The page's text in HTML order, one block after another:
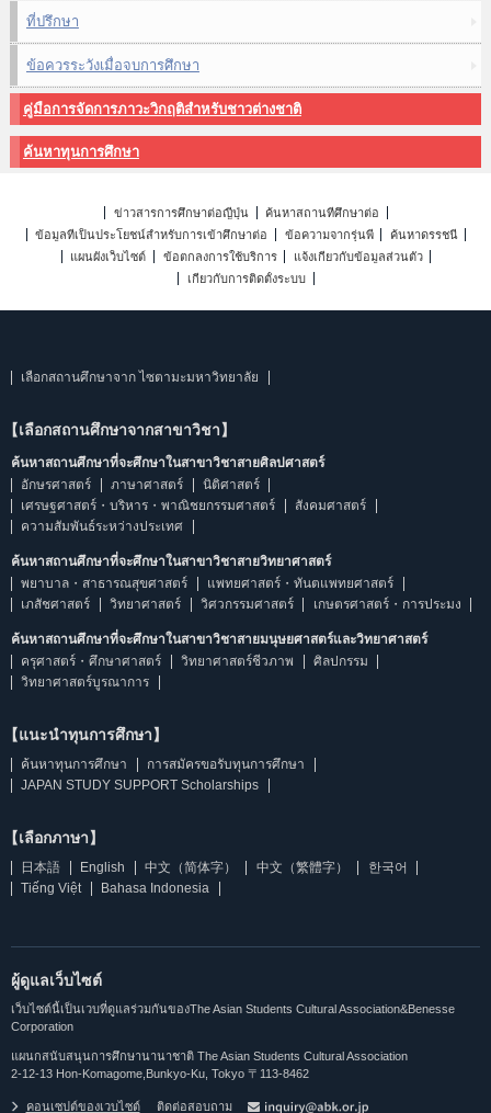
ที่ปรึกษา
ข้อควรระวังเมื่อจบการศึกษา
คู่มือการจัดการภาวะวิกฤติสำหรับชาวต่างชาติ
ค้นหาทุนการศึกษา
ข่าวสารการศึกษาต่อญี่ปุ่น
ค้นหาสถานที่ศึกษาต่อ
ข้อมูลที่เป็นประโยชน์สำหรับการเข้าศึกษาต่อ
ข้อความจากรุ่นพี่
ค้นหาดรรชนี
แผนผังเว็บไซต์
ข้อตกลงการใช้บริการ
แจ้งเกี่ยวกับข้อมูลส่วนตัว
เกี่ยวกับการติดตั้งระบบ
เลือกสถานศึกษาจาก ไซตามะมหาวิทยาลัย
【เลือกสถานศึกษาจากสาขาวิชา】
ค้นหาสถานศึกษาที่จะศึกษาในสาขาวิชาสายศิลปศาสตร์
อักษรศาสตร์
ภาษาศาสตร์
นิติศาสตร์
เศรษฐศาสตร์・บริหาร・พาณิชยกรรมศาสตร์
สังคมศาสตร์
ความสัมพันธ์ระหว่างประเทศ
ค้นหาสถานศึกษาที่จะศึกษาในสาขาวิชาสายวิทยาศาสตร์
พยาบาล・สาธารณสุขศาสตร์
แพทยศาสตร์・ทันตแพทยศาสตร์
เภสัชศาสตร์
วิทยาศาสตร์ วิศวกรรมศาสตร์ เกษตรศาสตร์・การประมง
ค้นหาสถานศึกษาที่จะศึกษาในสาขาวิชาสายมนุษยศาสตร์และวิทยาศาสตร์
ครุศาสตร์・ศึกษาศาสตร์
วิทยาศาสตร์ชีวภาพ
ศิลปกรรม
วิทยาศาสตร์บูรณาการ
【แนะนำทุนการศึกษา】
ค้นหาทุนการศึกษา
การสมัครขอรับทุนการศึกษา
JAPAN STUDY SUPPORT Scholarships
【เลือกภาษา】
日本語 English 中文（简体字） 中文（繁體字）
한국어
Tiếng Việt
Bahasa Indonesia
ผู้ดูแลเว็บไซต์
เว็บไซต์นี้เป็นเวบที่ดูแลร่วมกันของThe Asian Students Cultural Association&Benesse
Corporation
แผนกสนับสนุนการศึกษานานาชาติ The Asian Students Cultural Association
2-12-13 Hon-Komagome,Bunkyo-Ku, Tokyo 〒113-8462
คอนเซปต์ของเวบไซต์ ติดต่อสอบถาม